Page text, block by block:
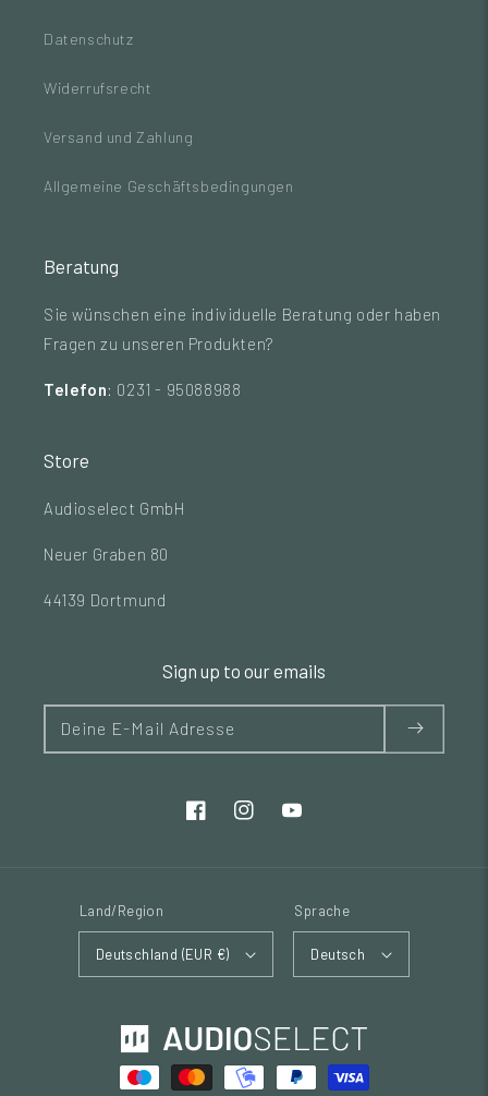
Datenschutz
Widerrufsrecht
Versand und Zahlung
Allgemeine Geschäftsbedingungen
Beratung
Sie wünschen eine individuelle Beratung oder haben
Fragen zu unseren Produkten?
Telefon: 0231 - 95088988
Store
Audioselect GmbH
Neuer Graben 80
44139 Dortmund
Sign up to our emails
Deine E-Mail Adresse
Land/Region
Deutschland (EUR €)
Sprache
Deutsch